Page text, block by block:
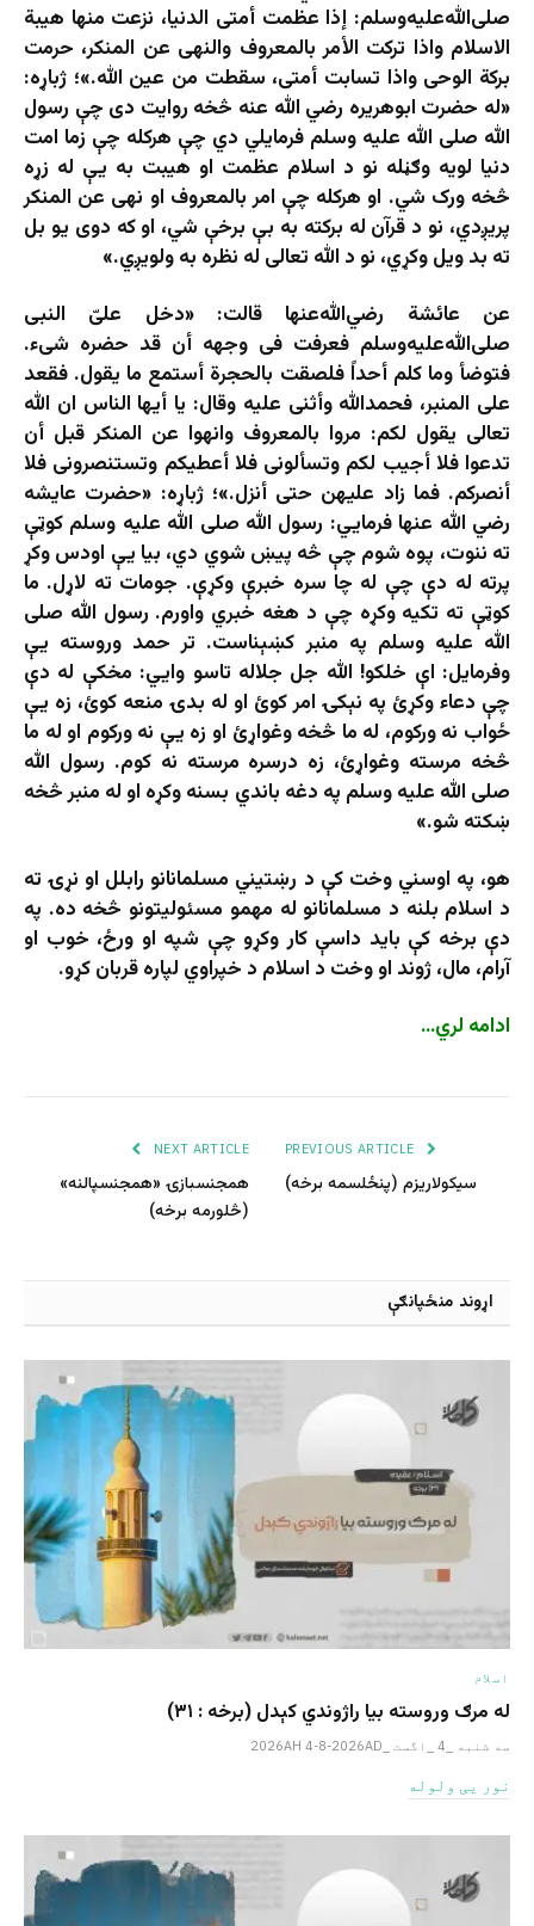
صلی‌الله‌علیه‌وسلم: إذا عظمت أمتى الدنیا، نزعت منها هیبة
الاسلام واذا ترکت الأمر بالمعروف والنهی عن المنکر، حرمت
برکة الوحى واذا تسابت أمتى، سقطت من عین الله.»؛ ژباړه:
«له حضرت ابوهریره رضي الله عنه څخه روایت دی چې رسول
الله صلی الله علیه وسلم فرمایلي دي چې هرکله چې زما امت
دنیا لویه وګڼله نو د اسلام عظمت او هیبت به یې له زړه
څخه ورک شي. او هرکله چې امر بالمعروف او نهی عن المنکر
پریږدي، نو د قرآن له برکته به بې برخې شي، او که دوی یو بل
ته بد ویل وکړي، نو د الله تعالی له نظره به ولویږي.»
عن عائشة رضي‌الله‌عنها قالت: «دخل علىّ النبی
صلی‌الله‌علیه‌وسلم فعرفت فی وجهه أن قد حضره شیء.
فتوضأ وما کلم أحداً فلصقت بالحجرة أستمع ما یقول. فقعد
على المنبر، فحمدالله وأثنى علیه وقال: یا أیها الناس ان الله
تعالى یقول لکم: مروا بالمعروف وانهوا عن المنکر قبل أن
تدعوا فلا أجیب لکم وتسألونی فلا أعطیکم وتستنصرونی فلا
أنصرکم. فما زاد علیهن حتى أنزل.»؛ ژباړه: «حضرت عایشه
رضي الله عنها فرمایي: رسول الله صلی الله علیه وسلم کوټې
ته ننوت، پوه شوم چې څه پیښ شوي دي، بیا یې اودس وکړ
پرته له دې چې له چا سره خبرې وکړې. جومات ته لاړل. ما
کوټې ته تکیه وکړه چې د هغه خبري واورم. رسول الله صلی
الله علیه وسلم په منبر کښېناست. تر حمد وروسته یې
وفرمایل: اې خلکو! الله جل جلاله تاسو وايي: مخکې له دې
چې دعاء وکړئ په نېکۍ امر کوئ او له بدۍ منعه کوئ، زه یې
ځواب نه ورکوم، له ما څخه وغواړئ او زه یې نه ورکوم او له ما
څخه مرسته وغواړئ، زه درسره مرسته نه کوم. رسول الله
صلی الله علیه وسلم په دغه باندي بسنه وکړه او له منبر څخه
ښکته شو.»
هو، په اوسني وخت کې د رښتیني مسلمانانو رابلل او نړۍ ته
د اسلام بلنه د مسلمانانو له مهمو مسئولیتونو څخه ده. په
دې برخه کې باید داسې کار وکړو چې شپه او ورځ، خوب او
آرام، مال، ژوند او وخت د اسلام د خپراوي لپاره قربان کړو.
ادامه لري…
سیکولاریزم (پنځلسمه برخه)
NEXT ARTICLE
همجنسبازۍ «همجنسپالنه»
(څلورمه برخه)
اړوند منځپانګې
اسلام
له مرګ وروسته بیا راژوندي کېدل (برخه : ۳۱)
سه شنبه _4 _اگست _2026AH 4-8-2026AD
نور یی ولوله